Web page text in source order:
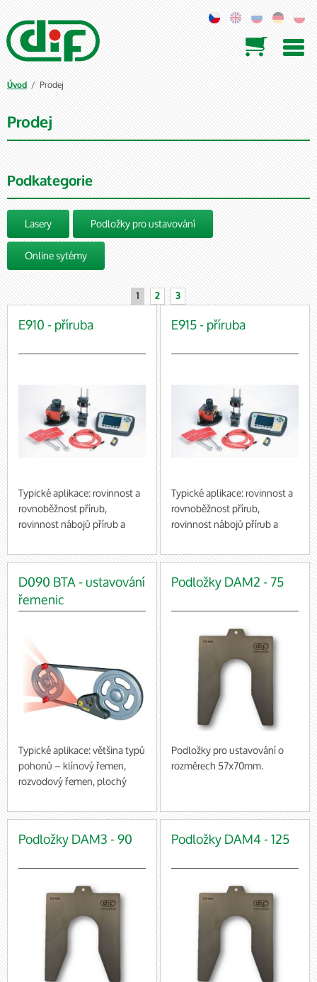

Úvod/ Prodej
Prodej
Podkategorie
Lasery
Podložky pro ustavování
Online sytémy
1 2 3
E910 - příruba
Typické aplikace: rovinnost a
rovnoběžnost přírub,
rovinnost nábojů přírub a
Za použití příslušenství:
věžové soustavy, rovinnost
přírub pro vrtulové turbíny
E915 - příruba
Typické aplikace: rovinnost a
rovnoběžnost přírub,
rovinnost nábojů přírub a
Za použití příslušenství:
věžové soustavy, rovinnost
D090 BTA - ustavování
řemenic
Typické aplikace: většina typů
pohonů – klínový řemen,
rozvodový řemen, plochý
pohony
Podložky DAM2 - 75
Podložky pro ustavování o
rozměrech 57x70mm.
balení)
Podložky DAM3 - 90 Podložky DAM4 - 125